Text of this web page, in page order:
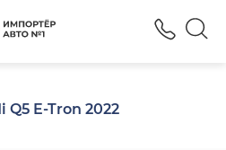
Q5 E-Tron 2022